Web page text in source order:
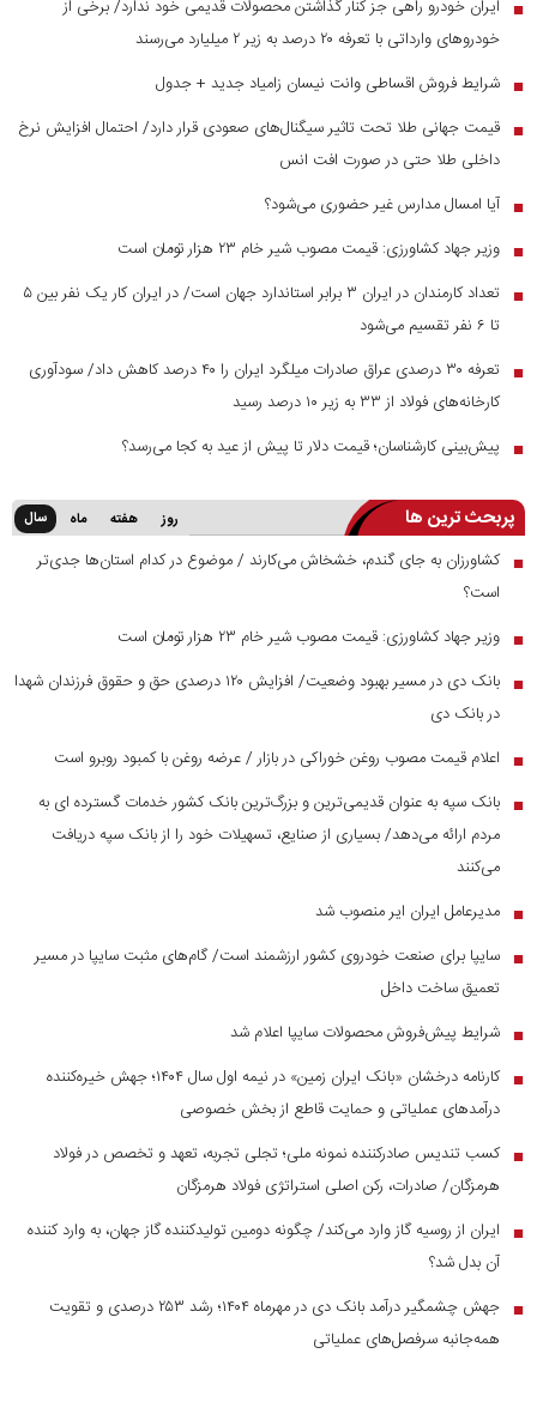
■
ایران خودرو راهی جز کنار گذاشتن محصولات قدیمی خود ندارد/ برخی از
خودرو‌های وارداتی با تعرفه ۲۰ درصد به زیر ۲ میلیارد می‌رسند
■ شرایط فروش اقساطی وانت نیسان زامیاد جدید + جدول
■ قیمت جهانی طلا تحت تاثیر سیگنال‌های صعودی قرار دارد/ احتمال افزایش نرخ
داخلی طلا حتی در صورت افت انس
■ آیا امسال مدارس غیر حضوری می‌شود؟
■ وزیر جهاد کشاورزی: قیمت مصوب شیر خام ۲۳ هزار تومان است
■
تعداد کارمندان در ایران ۳ برابر استاندارد جهان است/ در ایران کار یک نفر بین ۵
تا ۶ نفر تقسیم می‌شود
■
تعرفه ۳۰ درصدی عراق صادرات میلگرد ایران را ۴۰ درصد کاهش داد/ سودآوری
کارخانه‌های فولاد از ۳۳ به زیر ۱۰ درصد رسید
■ پیش‌بینی کارشناسان؛ قیمت دلار تا پیش از عید به کجا می‌رسد؟
پربحث ترین ها روز هفته ماه سال
■ کشاورزان به جای گندم، خشخاش می‌کارند / موضوع در کدام استان‌ها جدی‌تر
است؟
■ وزیر جهاد کشاورزی: قیمت مصوب شیر خام ۲۳ هزار تومان است
■
بانک دی در مسیر بهبود وضعیت/ افزایش ۱۲۰ درصدی حق و حقوق فرزندان شهدا
در بانک دی
■ اعلام قیمت مصوب روغن خوراکی در بازار / عرضه روغن با کمبود روبرو است
■ بانک سپه به عنوان قدیمی‌ترین و بزرگ‌ترین بانک کشور خدمات گسترده ای به
مردم ارائه می‌دهد/ بسیاری از صنایع، تسهیلات خود را از بانک سپه دریافت
می‌کنند
■ مدیرعامل ایران ایر منصوب شد
■ سایپا برای صنعت خودروی کشور ارزشمند است/ گام‌های مثبت سایپا در مسیر
تعمیق ساخت داخل
■ شرایط پیش‌فروش محصولات سایپا اعلام شد
■
کارنامه درخشان «بانک ایران زمین» در نیمه اول سال ۱۴۰۴؛ جهش خیره‌کننده
درآمد‌های عملیاتی و حمایت قاطع از بخش خصوصی
■ کسب تندیس صادرکننده نمونه ملی؛ تجلی تجربه، تعهد و تخصص در فولاد
هرمزگان/ صادرات، رکن اصلی استراتژی فولاد هرمزگان
■
ایران از روسیه گاز وارد می‌کند/ چگونه دومین تولیدکننده گاز جهان، به وارد کننده
آن بدل شد؟
■
جهش چشمگیر درآمد بانک دی در مهرماه ۱۴۰۴؛ رشد ۲۵۳ درصدی و تقویت
همه‌جانبه سرفصل‌های عملیاتی